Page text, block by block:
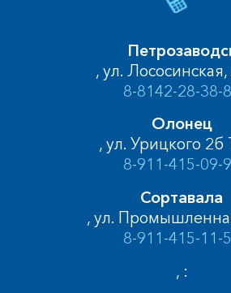
, ул.
8-8142-28-38-
Олонец
, ул. Урицкого
8-911-415-09-
Сортавала
, ул.
8-911-415-11-
, :